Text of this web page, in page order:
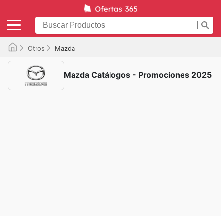
Otros Mazda
Mazda Catálogos - Promociones 2025